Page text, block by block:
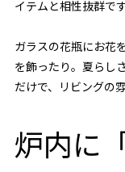
イテムと相性抜群です
ガラスの花瓶にお花
を飾ったり。夏らし
だけで、リビングの
炉内に